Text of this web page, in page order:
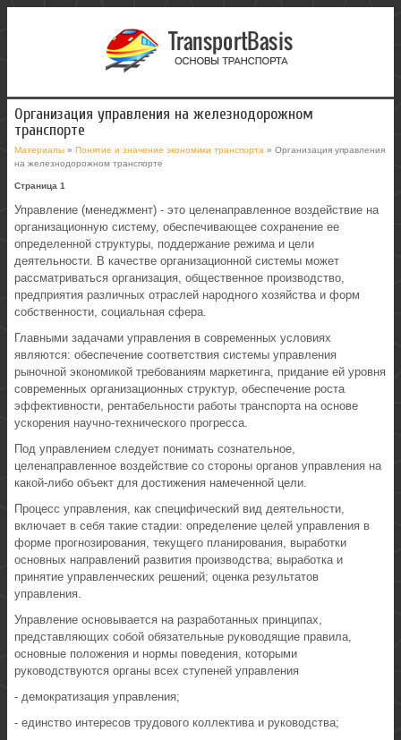
Организация управления на железнодорожном
транспорте
Материалы » Понятие и значение экономики транспорта » Организация управления
на железнодорожном транспорте
Страница 1
Управление (менеджмент) - это целенаправленное воздействие на
организационную систему, обеспечивающее сохранение ее
определенной структуры, поддержание режима и цели
деятельности. В качестве организационной системы может
рассматриваться организация, общественное производство,
предприятия различных отраслей народного хозяйства и форм
собственности, социальная сфера.
Главными задачами управления в современных условиях
являются: обеспечение соответствия системы управления
рыночной экономикой требованиям маркетинга, придание ей уровня
современных организационных структур, обеспечение роста
эффективности, рентабельности работы транспорта на основе
ускорения научно-технического прогресса.
Под управлением следует понимать сознательное,
целенаправленное воздействие со стороны органов управления на
какой-либо объект для достижения намеченной цели.
Процесс управления, как специфический вид деятельности,
включает в себя такие стадии: определение целей управления в
форме прогнозирования, текущего планирования, выработки
основных направлений развития производства; выработка и
принятие управленческих решений; оценка результатов
управления.
Управление основывается на разработанных принципах,
представляющих собой обязательные руководящие правила,
основные положения и нормы поведения, которыми
руководствуются органы всех ступеней управления
- демократизация управления;
- единство интересов трудового коллектива и руководства;